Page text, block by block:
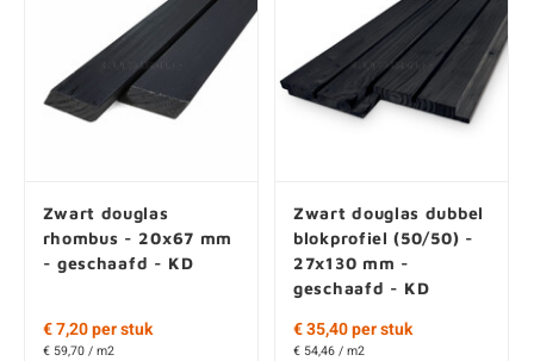
Zwart douglas
rhombus - 20x67 mm
- geschaafd - KD
€ 7,20 per stuk
€ 59,70 / m2
Zwart douglas dubbel
blokprofiel (50/50) -
27x130 mm -
geschaafd - KD
€ 35,40 per stuk
€ 54,46 / m2